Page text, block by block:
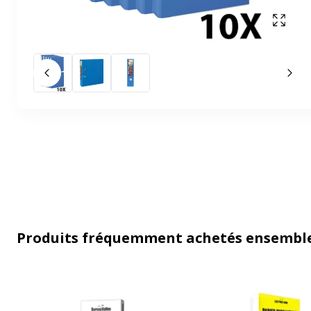
Slide précédent
Produits fréquemment achetés